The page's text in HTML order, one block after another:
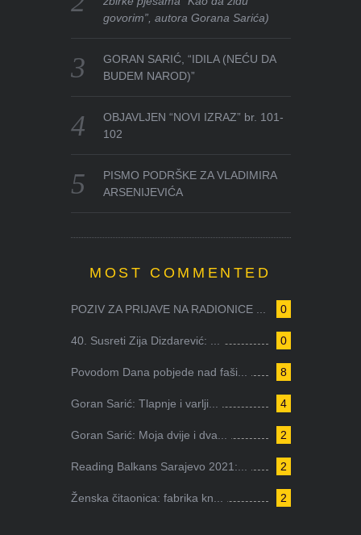
govorim”, autora Gorana Sarića)
GORAN SARIĆ, “IDILA (NEĆU DA
BUDEM NAROD)”
OBJAVLJEN “NOVI IZRAZ” br. 101-
102
PISMO PODRŠKE ZA VLADIMIRA
ARSENIJEVIĆA
MOST COMMENTED
0
POZIV ZA PRIJAVE NA RADIONICE ...
0
40. Susreti Zija Dizdarević: ...
8
Povodom Dana pobjede nad faši...
4
Goran Sarić: Tlapnje i varlji...
2
Goran Sarić: Moja dvije i dva...
2
Reading Balkans Sarajevo 2021:...
2
Ženska čitaonica: fabrika kn...